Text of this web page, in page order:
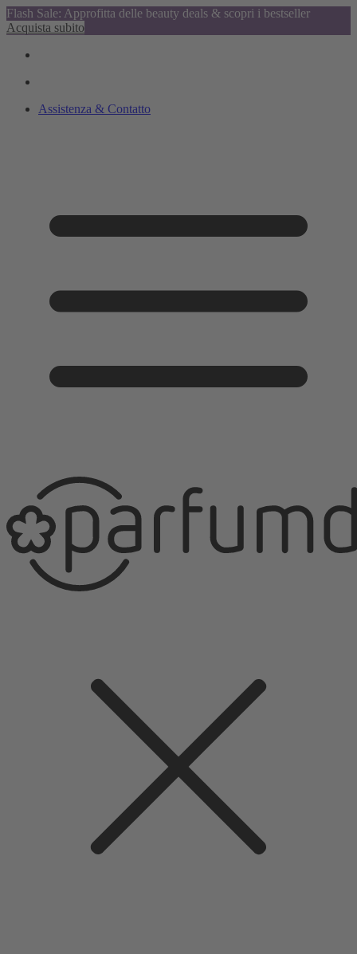
Flash Sale: Approfitta delle beauty deals & scopri i bestseller
Acquista subito
Assistenza & Contatto